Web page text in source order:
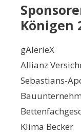
Königen
gAlerieX
Allianz
Sebastians-
Klima Becker